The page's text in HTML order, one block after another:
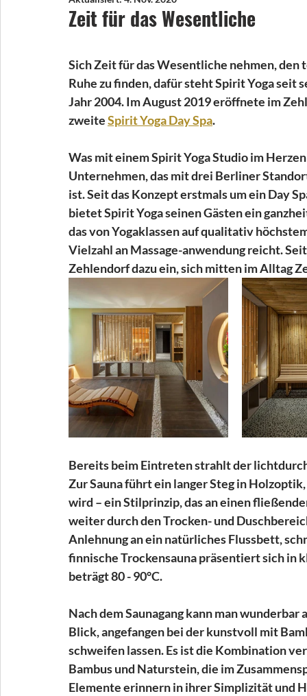
Zeit für das Wesentliche
Sich Zeit für das Wesentliche nehmen,
Ruhe zu finden, dafür steht Spirit Yoga
Jahr 2004. Im August 2019 eröffnete im
zweite Spirit Yoga Day Spa.
Was mit einem Spirit Yoga Studio im
Unternehmen, das mit drei Berliner
ist. Seit das Konzept erstmals um ein Day
bietet Spirit Yoga seinen Gästen ein
das von Yogaklassen auf qualitativ
Vielzahl an Massage-anwendung reicht.
Zehlendorf dazu ein, sich mitten im Alltag
Bereits beim Eintreten strahlt der
Zur Sauna führt ein langer Steg in
wird – ein Stilprinzip, das an einen
weiter durch den Trocken- und
Anlehnung an ein natürliches Flussbett,
finnische Trockensauna präsentiert sich in
beträgt 80 - 90°C.
Nach dem Saunagang kann man
Blick, angefangen bei der kunstvoll mit
schweifen lassen. Es ist die Kombination
Bambus und Naturstein, die im
Elemente erinnern in ihrer Simplizität und